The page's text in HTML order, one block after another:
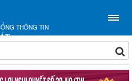
THÔNG TIN